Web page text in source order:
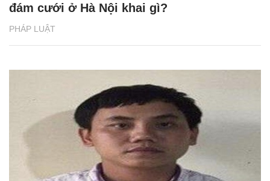
PHÁP LUẬT
đám cưới ở Hà Nội khai gì?